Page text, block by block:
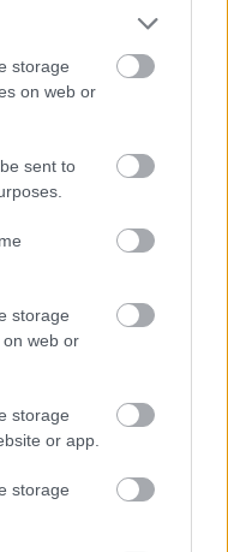
storage
on web or
sent to
storage
web or
storage
or app.
storage